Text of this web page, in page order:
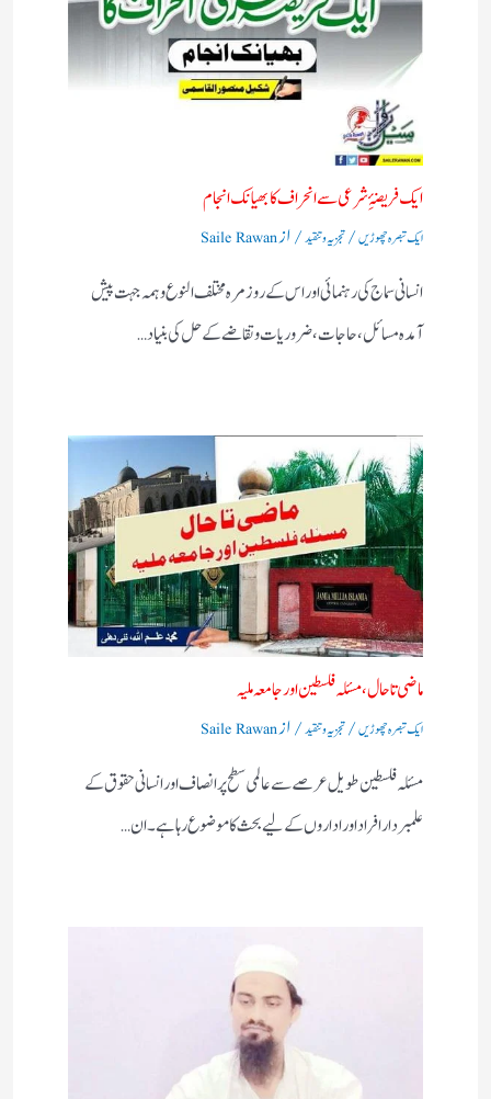
ایک فریضۂِ شرعی سے انحراف کا بھیانک انجام
ایک تبصرہ چھوڑیں/تجزیہ و تنقید/ ازSaile Rawan
انسانی سماج کی رہنمائی اور اس کے روز مرہ مختلف النوع وہمہ جہت پیش
آمدہ مسائل ، حاجات ، ضروریات وتقاضے کے حل کی بنیاد…
ماضی تا حال، مسئلہ فلسطین اور جامعہ ملیہ
ایک تبصرہ چھوڑیں/تجزیہ و تنقید/ ازSaile Rawan
مسئلہ فلسطین طویل عرصے سے عالمی سطح پر انصاف اور انسانی حقوق کے
علمبردار افراد اور اداروں کے لیے بحث کا موضوع رہا ہے۔ ان…